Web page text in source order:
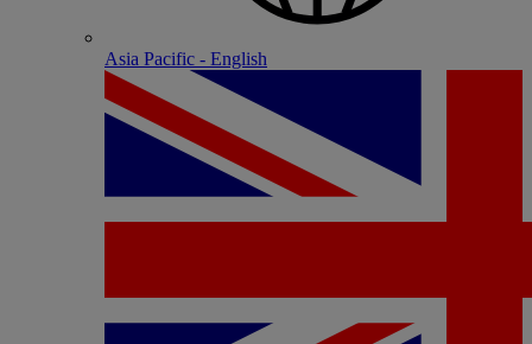
Asia Pacific - English